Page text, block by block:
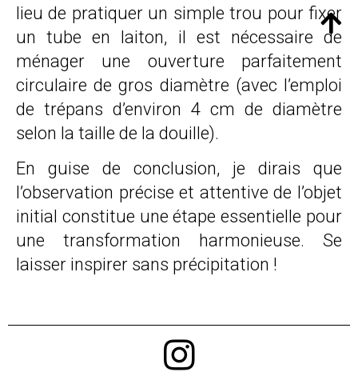
lieu de pratiquer un simple trou pour fixer
un tube en laiton, il est nécessaire de
ménager une ouverture parfaitement
circulaire de gros diamètre (avec l’emploi
de trépans d’environ 4 cm de diamètre
selon la taille de la douille).
En guise de conclusion, je dirais que
l’observation précise et attentive de l’objet
initial constitue une étape essentielle pour
une transformation harmonieuse. Se
laisser inspirer sans précipitation !